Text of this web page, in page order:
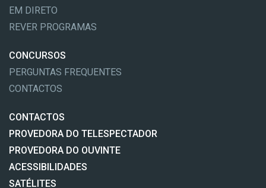
EM DIRETO
REVER PROGRAMAS
CONCURSOS
PERGUNTAS FREQUENTES
CONTACTOS
CONTACTOS
PROVEDORA DO TELESPECTADOR
PROVEDORA DO OUVINTE
ACESSIBILIDADES
SATÉLITES